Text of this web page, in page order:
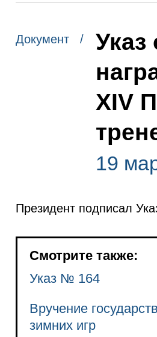
Документ /
Указ
XIV
19
Президент подписал
Смотрите также:
Указ № 164
Вручение
зимних игр